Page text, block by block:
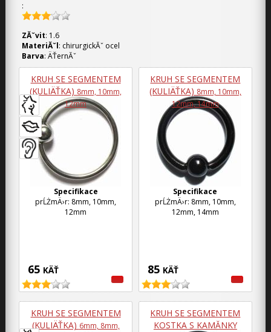
:
ZĂˇvit: 1.6
MateriĂˇl: chirurgickĂˇ ocel
Barva: ÄŤernĂˇ
KRUH SE SEGMENTEM
(KULIÄŤKA) 8mm, 10mm,
12mm
65 KÄŤ
Specifikace
prĹŻmÄ›r: 8mm, 10mm,
12mm
KRUH SE SEGMENTEM
(KULIÄŤKA) 8mm, 10mm,
12mm, 14mm
85 KÄŤ
Specifikace
prĹŻmÄ›r: 8mm, 10mm,
12mm, 14mm
KRUH SE SEGMENTEM
(KULIÄŤKA) 6mm, 8mm,
KRUH SE SEGMENTEM
KOSTKA S KAMĂ­NKY